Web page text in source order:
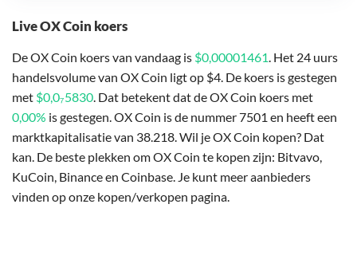
Live OX Coin koers
De OX Coin koers van vandaag is $0,00001461. Het 24 uurs
handelsvolume van OX Coin ligt op $4. De koers is gestegen
met $0,0₇5830. Dat betekent dat de OX Coin koers met
0,00% is gestegen. OX Coin is de nummer 7501 en heeft een
marktkapitalisatie van 38.218. Wil je OX Coin kopen? Dat
kan. De beste plekken om OX Coin te kopen zijn: Bitvavo,
KuCoin, Binance en Coinbase. Je kunt meer aanbieders
vinden op onze kopen/verkopen pagina.